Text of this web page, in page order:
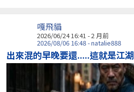
嘎飛貓
2026/06/24 16:41 - 2 月前
2026/08/06 16:48 - natalie888
出來混的早晚要還.....這就是江湖